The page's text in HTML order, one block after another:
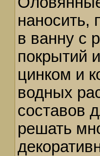
наносить,
в ванну с
покрытий
цинком и
водных
составов
решать